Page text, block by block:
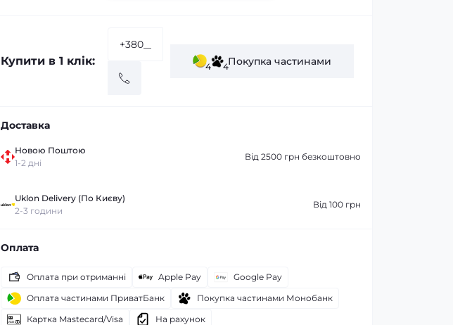
Купити в 1 клік: 4 4Покупка частинами
Доставка
Новою Поштою
1-2 дні
Від 2500 грн безкоштовно
Uklon Delivery (По Києву)
2-3 години
Від 100 грн
Оплата
Оплата при отриманні Apple Pay
Google Pay
Оплата частинами ПриватБанк
Покупка частинами Монобанк
Картка Mastecard/Visa
На рахунок